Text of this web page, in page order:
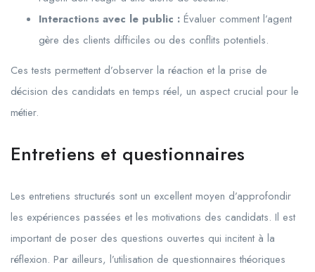
Interactions avec le public : Évaluer comment l’agent
gère des clients difficiles ou des conflits potentiels.
Ces tests permettent d’observer la réaction et la prise de
décision des candidats en temps réel, un aspect crucial pour le
métier.
Entretiens et questionnaires
Les entretiens structurés sont un excellent moyen d’approfondir
les expériences passées et les motivations des candidats. Il est
important de poser des questions ouvertes qui incitent à la
réflexion. Par ailleurs, l’utilisation de questionnaires théoriques